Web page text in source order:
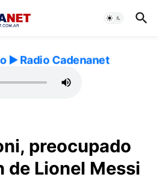
▶️ Radio Cadenanet
preocupado
de Lionel Messi